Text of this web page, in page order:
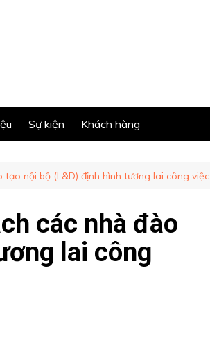
Sự kiện Khách hàng
nội bộ (L&D) định hình tương lai công việc
các nhà đào
lai công